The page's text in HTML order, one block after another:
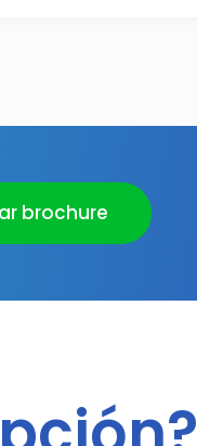
brochure